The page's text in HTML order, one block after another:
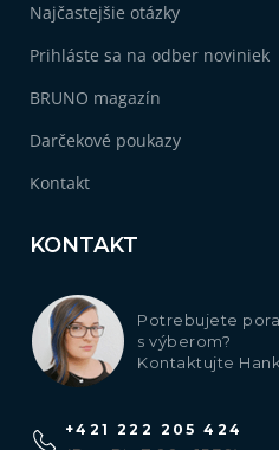
Najčastejšie otázky
Prihláste sa na odber noviniek
BRUNO magazín
Darčekové poukazy
Kontakt
KONTAKT
Potrebujete
s výberom?
Kontaktujte
+421 222 205 424